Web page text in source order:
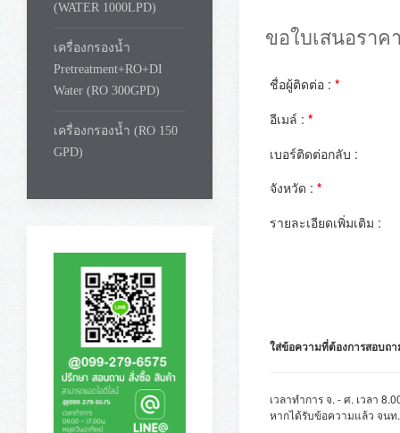
ขอใบเสนอราค
ชื่อผู้ติดต่อ :*
อีเมล์ :*
เบอร์ติดต่อกลับ :
จังหวัด :*
รายละเอียดเพิ่มเติม :
ใส่ข้อความที่ต้องการสอบถ
เวลาทำการ จ. - ศ. เวลา
หากได้รับข้อความแล้ว จน
(WATER 1000LPD)
เครื่องกรองน้ำ
Pretreatment+RO+DI
Water (RO 300GPD)
เครื่องกรองน้ำ (RO 150
GPD)